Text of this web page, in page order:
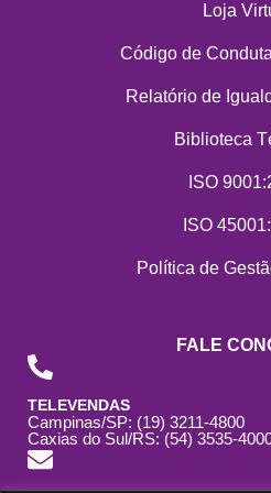
Loja
Código de
Relatório de
Biblioteca
ISO
ISO
Política de
FALE
TELEVENDAS
Campinas/SP: (19) 3211-4800
Caxias do Sul/RS: (54) 3535-